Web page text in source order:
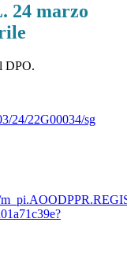
24 marzo
DPO.
24/22G00034/sg